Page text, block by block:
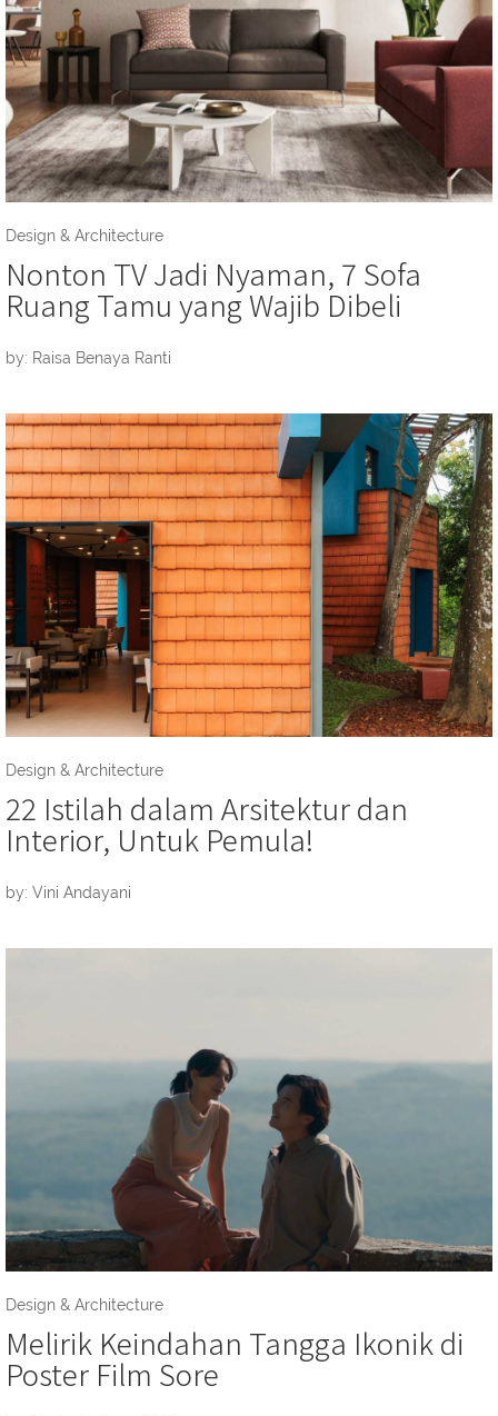
Design & Architecture
Nonton TV Jadi Nyaman, 7 Sofa
Ruang Tamu yang Wajib Dibeli
by: Raisa Benaya Ranti
Design & Architecture
22 Istilah dalam Arsitektur dan
Interior, Untuk Pemula!
by: Vini Andayani
Design & Architecture
Melirik Keindahan Tangga Ikonik di
Poster Film Sore